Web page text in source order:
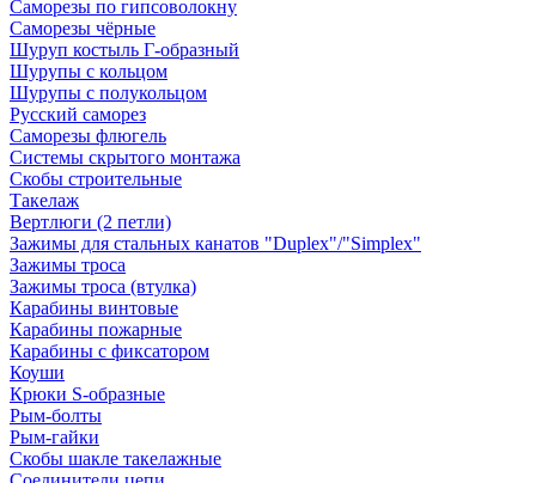
Саморезы по гипсоволокну
Саморезы чёрные
Шуруп костыль Г-образный
Шурупы с кольцом
Шурупы с полукольцом
Русский саморез
Саморезы флюгель
Системы скрытого монтажа
Скобы строительные
Такелаж
Вертлюги (2 петли)
Зажимы для стальных канатов "Duplex"/"Simplex"
Зажимы троса
Зажимы троса (втулка)
Карабины винтовые
Карабины пожарные
Карабины с фиксатором
Коуши
Крюки S-образные
Рым-болты
Рым-гайки
Скобы шакле такелажные